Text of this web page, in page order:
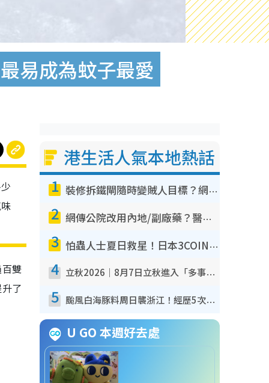
易成為蚊子最愛
雙
了
港生活人氣本地熱話
1 裝修拆鐵閘隨時變賊人目標？網民揭2大關鍵用途：裝新式等於白裝？附新舊鐵閘分別
2 網傳公院改用內地/副廠藥？醫生拆解正副廠分別 揭4類人換藥隨時出事
3 怕蟲人士夏日救星！日本3COINS爆紅驅蟲神器$45起 1招「全程免觸碰」輕鬆搞定小強
4 立秋2026｜8月7日立秋進入「多事之秋」 3件事唔做得！專家教6招開運 清枱頭／銀包納氣接好運
5 颱風白海豚料周日襲浙江！經歷5次「眼牆置換」極罕見 成登陸內地最長途颱風
U GO 本週好去處